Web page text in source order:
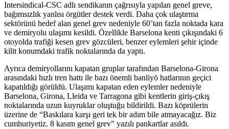
Intersindical-CSC adlı sendikanın çağrısıyla yapılan genel greve,
bağımsızlık yanlısı örgütler destek verdi. Daha çok ulaştırma
sektörünü hedef alan genel grev nedeniyle 60’tan fazla noktada kara
ve demiryolu ulaşımı kesildi. Özellikle Barselona kenti çıkışındaki 6
otoyolda trafiği kesen grev gözcüleri, benzer eylemleri şehir içinde
kilit konumdaki trafik noktalarında da yaptı.
Ayrıca demiryollarını kapatan gruplar tarafından Barselona-Girona
arasındaki hızlı tren hattı ile bazı önemli banliyö hatlarının geçici
kapatıldığı görüldü. Ulaşımı kapatan eden eylemler nedeniyle
Barselona, Girona, Lleida ve Tarragona gibi kentlerin giriş-çıkış
noktalarında uzun kuyruklar oluştuğu bildirildi. Bazı köprülerin
üzerine de “Baskılara karşı geri tek bir adım bile atmayacağız. Biz
cumhuriyetiz. 8 kasım genel grev” yazılı pankartlar asıldı.